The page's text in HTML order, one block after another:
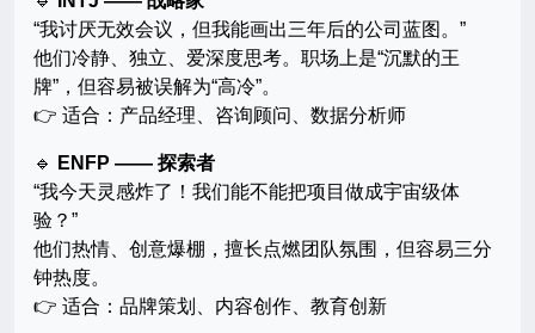
“我讨厌无效会议，但我能画出三年后的公司蓝图。”
他们冷静、独立、爱深度思考。职场上是“沉默的王
牌”，但容易被误解为“高冷”。
👉 适合：产品经理、咨询顾问、数据分析师
🔹
ENFP —— 探索者
“我今天灵感炸了！我们能不能把项目做成宇宙级体
验？”
他们热情、创意爆棚，擅长点燃团队氛围，但容易三分
钟热度。
👉 适合：品牌策划、内容创作、教育创新